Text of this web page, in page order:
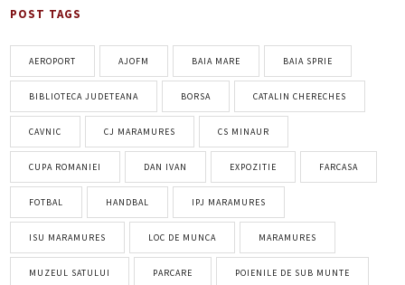
POST TAGS
AEROPORT AJOFM BAIA MARE BAIA SPRIE
BIBLIOTECA JUDETEANA BORSA CATALIN CHERECHES
CAVNIC CJ MARAMURES CS MINAUR
CUPA ROMANIEI DAN IVAN EXPOZITIE FARCASA
FOTBAL HANDBAL IPJ MARAMURES
ISU MARAMURES LOC DE MUNCA MARAMURES
MUZEUL SATULUI PARCARE POIENILE DE SUB MUNTE